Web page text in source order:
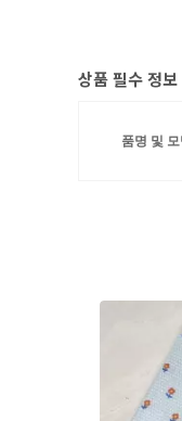
상품 필수 정보
품명 및